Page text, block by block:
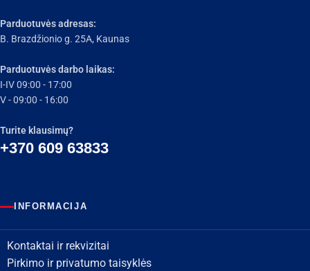
Parduotuvės adresas:
B. Brazdžionio g. 25A, Kaunas
Parduotuvės darbo laikas:
I-IV 09:00 - 17:00
V - 09:00 - 16:00
Turite klausimų?
+370 609 63833
INFORMACIJA
Kontaktai ir rekvizitai
Pirkimo ir privatumo taisyklės